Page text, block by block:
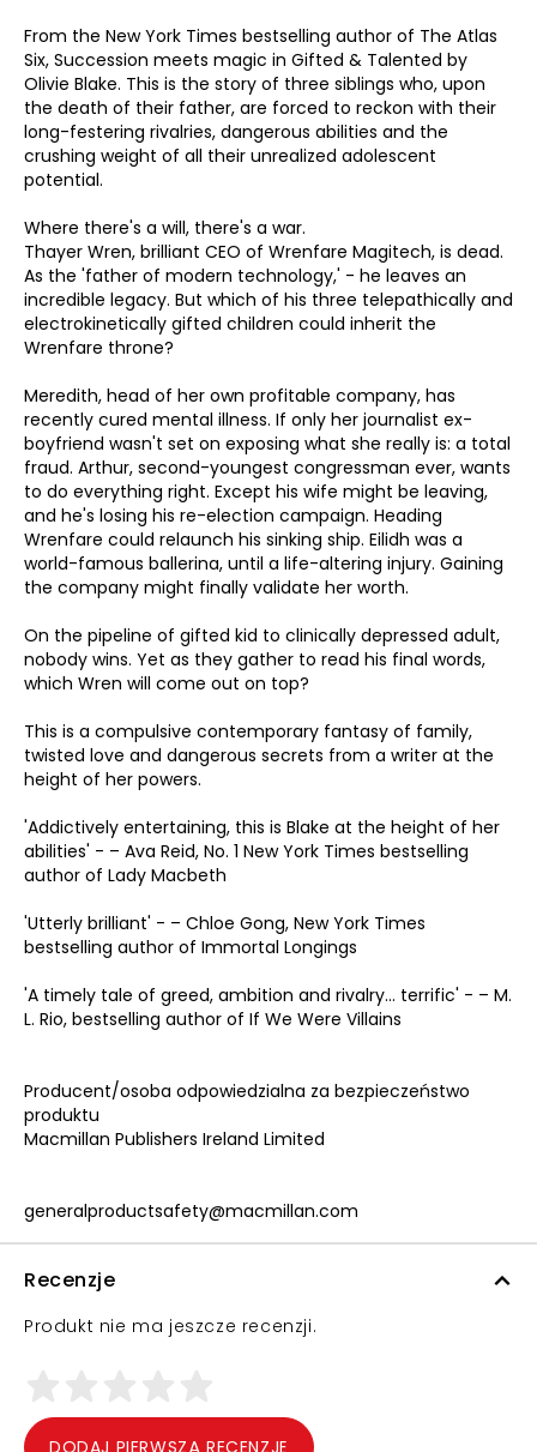
From the New York Times bestselling author of The Atlas
Six, Succession meets magic in Gifted & Talented by
Olivie Blake. This is the story of three siblings who, upon
the death of their father, are forced to reckon with their
long-festering rivalries, dangerous abilities and the
crushing weight of all their unrealized adolescent
potential.
Where there's a will, there's a war.
Thayer Wren, brilliant CEO of Wrenfare Magitech, is dead.
As the 'father of modern technology,' - he leaves an
incredible legacy. But which of his three telepathically and
electrokinetically gifted children could inherit the
Wrenfare throne?
Meredith, head of her own profitable company, has
recently cured mental illness. If only her journalist ex-
boyfriend wasn't set on exposing what she really is: a total
fraud. Arthur, second-youngest congressman ever, wants
to do everything right. Except his wife might be leaving,
and he's losing his re-election campaign. Heading
Wrenfare could relaunch his sinking ship. Eilidh was a
world-famous ballerina, until a life-altering injury. Gaining
the company might finally validate her worth.
On the pipeline of gifted kid to clinically depressed adult,
nobody wins. Yet as they gather to read his final words,
which Wren will come out on top?
This is a compulsive contemporary fantasy of family,
twisted love and dangerous secrets from a writer at the
height of her powers.
'Addictively entertaining, this is Blake at the height of her
abilities' - – Ava Reid, No. 1 New York Times bestselling
author of Lady Macbeth
'Utterly brilliant' - – Chloe Gong, New York Times
bestselling author of Immortal Longings
'A timely tale of greed, ambition and rivalry... terrific' - – M.
L. Rio, bestselling author of If We Were Villains
Producent/osoba odpowiedzialna za bezpieczeństwo
produktu
Macmillan Publishers Ireland Limited
generalproductsafety@macmillan.com
Recenzje
Produkt nie ma jeszcze recenzji.
DODAJ PIERWSZĄ RECENZJĘ